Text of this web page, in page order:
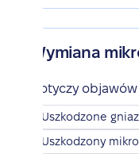
Wymiana
Dotyczy objawów
Uszkodzone
Uszkodzony